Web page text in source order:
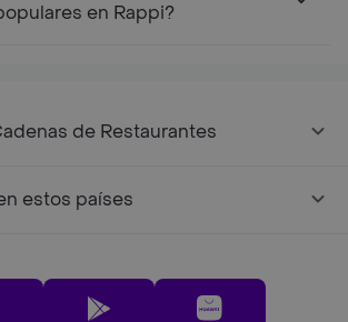
en Rappi?
de Restaurantes
estos países